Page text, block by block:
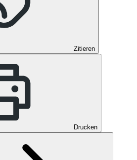
Zitieren
Drucken